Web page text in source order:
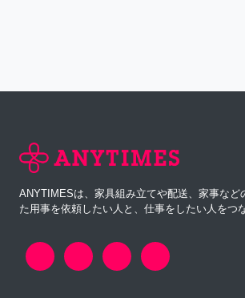
ANYTIMESは、家具組み立てや配送、家事など
た用事を依頼したい人と、仕事をしたい人をつ